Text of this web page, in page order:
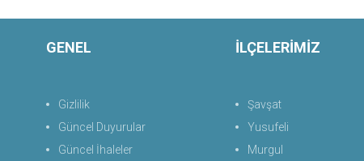
GENEL
Gizlilik
Güncel Duyurular
Güncel İhaleler
İLÇELERİMİZ
Şavşat
Yusufeli
Murgul